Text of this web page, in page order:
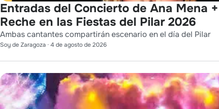
Entradas del Concierto de Ana Mena
Reche en las Fiestas del Pilar 2026
Ambas cantantes compartirán escenario en el día del Pilar
Soy de Zaragoza · 4 de agosto de 2026